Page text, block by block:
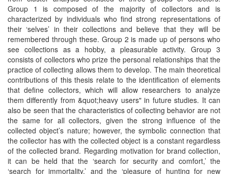
Group 1 is composed of the majority of collectors and is
characterized by individuals who find strong representations of
their ‘selves’ in their collections and believe that they will be
remembered through these. Group 2 is made up of persons who
see collections as a hobby, a pleasurable activity. Group 3
consists of collectors who prize the personal relationships that the
practice of collecting allows them to develop. The main theoretical
contributions of this thesis relate to the identification of elements
that define collectors, which will allow researchers to analyze
them differently from &quot;heavy users" in future studies. It can
also be seen that the characteristics of collecting behavior are not
the same for all collectors, given the strong influence of the
collected object’s nature; however, the symbolic connection that
the collector has with the collected object is a constant regardless
of the collected brand. Regarding motivation for brand collection,
it can be held that the ‘search for security and comfort,’ the
‘search for immortality,’ and the ‘pleasure of hunting for new